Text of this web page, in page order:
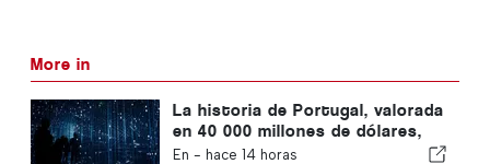
More in
La historia de Portugal, valorada
en 40 000 millones de dólares,
que la mayoría de los inversores
En - hace 14 horas